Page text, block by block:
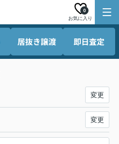
お気に入り
0
居抜き譲渡 即日査定
変更
変更